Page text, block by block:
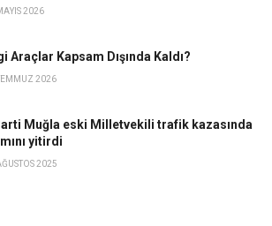
2026
Araçlar Kapsam Dışında Kaldı?
2026
Muğla eski Milletvekili trafik kazasında
yitirdi
2025